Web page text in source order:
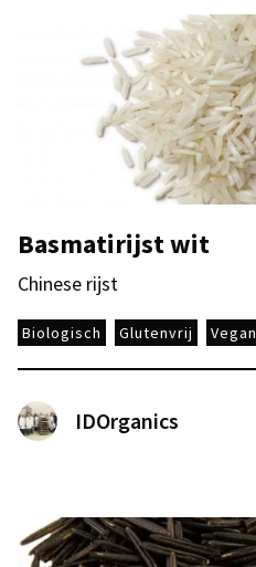
Basmatirijst wit
Chinese rijst
Biologisch Glutenvrij Vegan
IDOrganics